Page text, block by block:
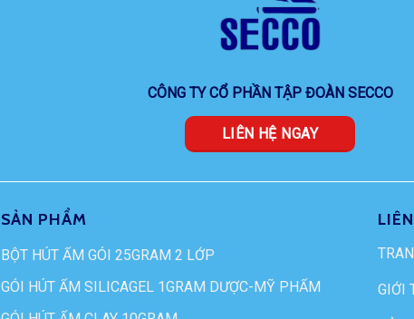
CÔNG TY CỔ PHẦN TẬP ĐOÀN SECCO
LIÊN HỆ NGAY
SẢN PHẨM
BỘT HÚT ẨM GÓI 25GRAM 2 LỚP
GÓI HÚT ẨM SILICAGEL 1GRAM DƯỢC-MỸ PHẨM
GIỚI